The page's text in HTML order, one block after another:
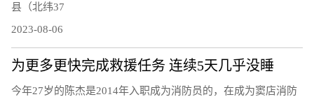
县（北纬37
2023-08-06
为更多更快完成救援任务 连续5天几乎没睡
今年27岁的陈杰是2014年入职成为消防员的，在成为窦店消防